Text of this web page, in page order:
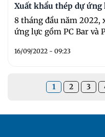
Xuất khẩu thép dự ứng
8 tháng đầu năm 2022,
ứng lực gồm PC Bar và
16/09/2022 - 09:23
1 2 3